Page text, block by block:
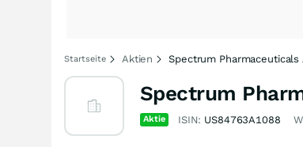
Startseite Aktien Spectrum Pharmaceuticals
Spectrum
Aktie ISIN: US84763A1088